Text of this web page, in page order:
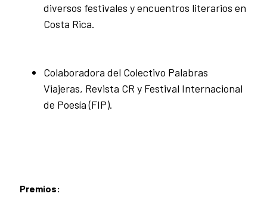
diversos festivales y encuentros literarios en
Costa Rica.
Colaboradora del Colectivo Palabras
Viajeras, Revista CR y Festival Internacional
de Poesía (FIP).
Premios: